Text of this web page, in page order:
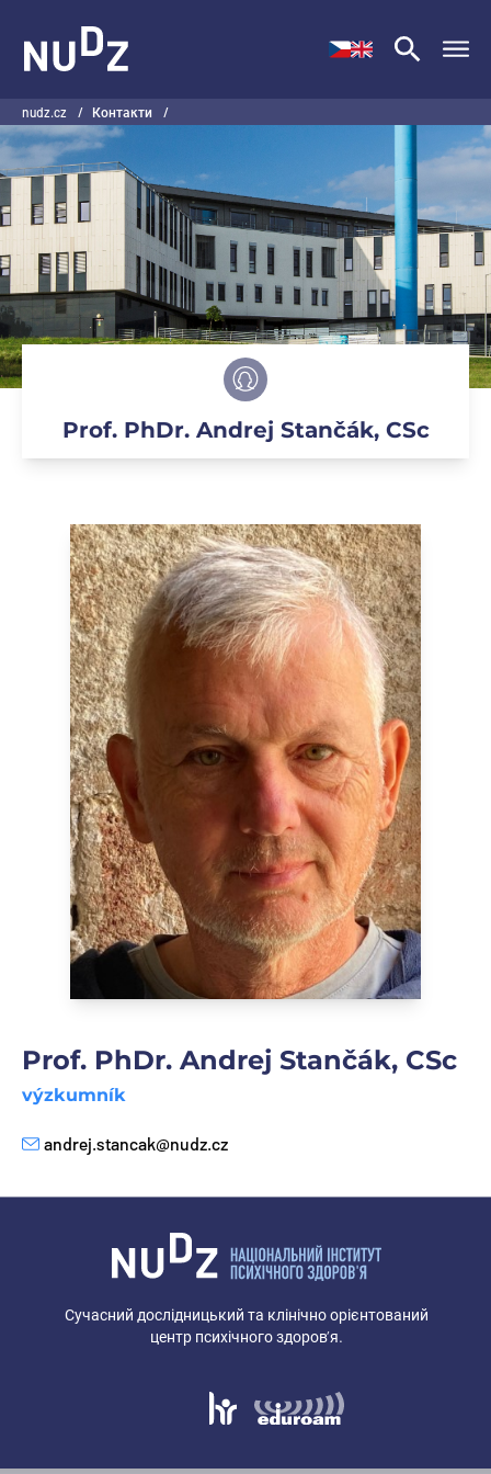
nudz.cz / Контакти /
Prof. PhDr. Andrej Stančák, CSc
Prof. PhDr. Andrej Stančák, CSc
výzkumník
E-mail
andrej.stancak@nudz.cz
Сучасний дослідницький та клінічно орієнтований
центр психічного здоров’я.